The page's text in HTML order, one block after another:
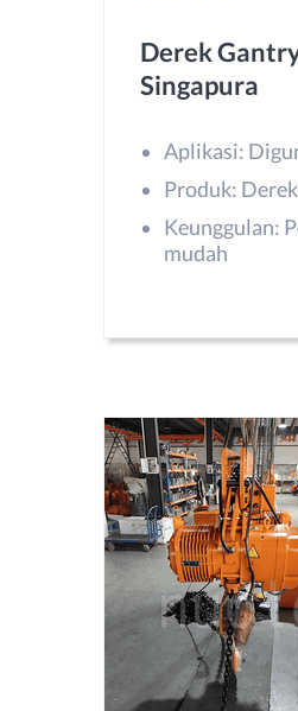
Derek
Singapura
Aplikasi:
Produk:
Keunggulan:
mudah